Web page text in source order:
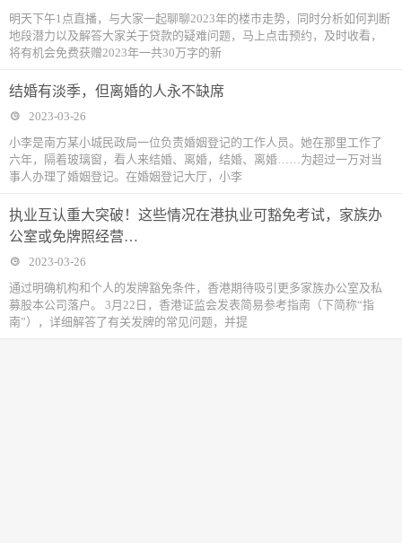
‍‍明天下午1点直播，与大家一起聊聊2023年的楼市走势，同时分析如何判断
地段潜力以及解答大家关于贷款的疑难问题，马上点击预约，及时收看，
将有机会免费获赠2023年一共30万字的新
结婚有淡季，但离婚的人永不缺席
2023-03-26
小李是南方某小城民政局一位负责婚姻登记的工作人员。她在那里工作了
六年，隔着玻璃窗，看人来结婚、离婚，结婚、离婚……为超过一万对当
事人办理了婚姻登记。在婚姻登记大厅，小李
执业互认重大突破！这些情况在港执业可豁免考试，家族办
公室或免牌照经营…
2023-03-26
通过明确机构和个人的发牌豁免条件，香港期待吸引更多家族办公室及私
募股本公司落户。 3月22日，香港证监会发表简易参考指南（下简称“指
南”），详细解答了有关发牌的常见问题，并提